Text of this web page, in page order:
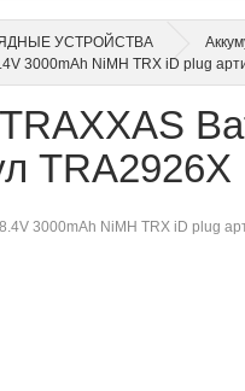
УСТРОЙСТВА
3000mAh NiMH TRX iD plug
TRA2926X